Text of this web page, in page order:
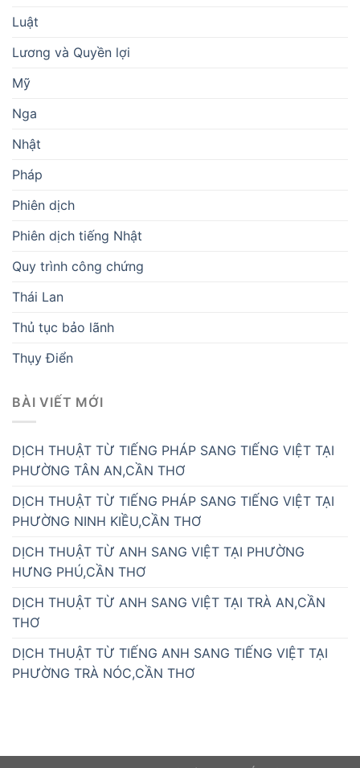
Luật
Lương và Quyền lợi
Mỹ
Nga
Nhật
Pháp
Phiên dịch
Phiên dịch tiếng Nhật
Quy trình công chứng
Thái Lan
Thủ tục bảo lãnh
Thụy Điển
BÀI VIẾT MỚI
DỊCH THUẬT TỪ TIẾNG PHÁP SANG TIẾNG VIỆT TẠI
PHƯỜNG TÂN AN,CẦN THƠ
DỊCH THUẬT TỪ TIẾNG PHÁP SANG TIẾNG VIỆT TẠI
PHƯỜNG NINH KIỀU,CẦN THƠ
DỊCH THUẬT TỪ ANH SANG VIỆT TẠI PHƯỜNG
HƯNG PHÚ,CẦN THƠ
DỊCH THUẬT TỪ ANH SANG VIỆT TẠI TRÀ AN,CẦN
THƠ
DỊCH THUẬT TỪ TIẾNG ANH SANG TIẾNG VIỆT TẠI
PHƯỜNG TRÀ NÓC,CẦN THƠ